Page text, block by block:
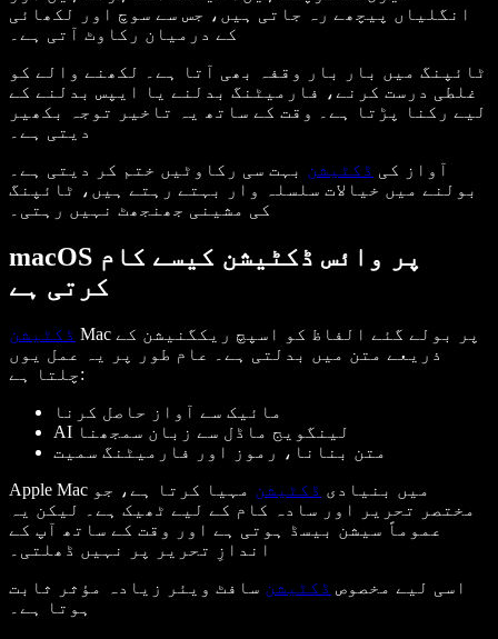
انگلیاں پیچھے رہ جاتی ہیں، جس سے سوچ اور لکھائی
کے درمیان رکاوٹ آتی ہے۔
ٹائپنگ میں بار بار وقفہ بھی آتا ہے۔ لکھنے والے کو
غلطی درست کرنے، فارمیٹنگ بدلنے یا ایپس بدلنے کے
لیے رکنا پڑتا ہے۔ وقت کے ساتھ یہ تاخیر توجہ بکھیر
دیتی ہے۔
آواز کی ڈکٹیشن بہت سی رکاوٹیں ختم کر دیتی ہے۔
بولنے میں خیالات سلسلہ وار بہتے رہتے ہیں، ٹائپنگ
کی مشینی جھنجھٹ نہیں رہتی۔
macOS پر وائس ڈکٹیشن کیسے کام
کرتی ہے
ڈکٹیشن Mac پر بولے گئے الفاظ کو اسپچ ریکگنیشن کے
ذریعے متن میں بدلتی ہے۔ عام طور پر یہ عمل یوں
چلتا ہے:
مائیک سے آواز حاصل کرنا
AI لینگویج ماڈل سے زبان سمجھنا
متن بنانا، رموز اور فارمیٹنگ سمیت
Apple Mac میں بنیادی ڈکٹیشن مہیا کرتا ہے، جو
مختصر تحریر اور سادہ کام کے لیے ٹھیک ہے۔ لیکن یہ
عموماً سیشن بیسڈ ہوتی ہے اور وقت کے ساتھ آپ کے
اندازِ تحریر پر نہیں ڈھلتی۔
اسی لیے مخصوص ڈکٹیشن سافٹ ویئر زیادہ مؤثر ثابت
ہوتا ہے۔